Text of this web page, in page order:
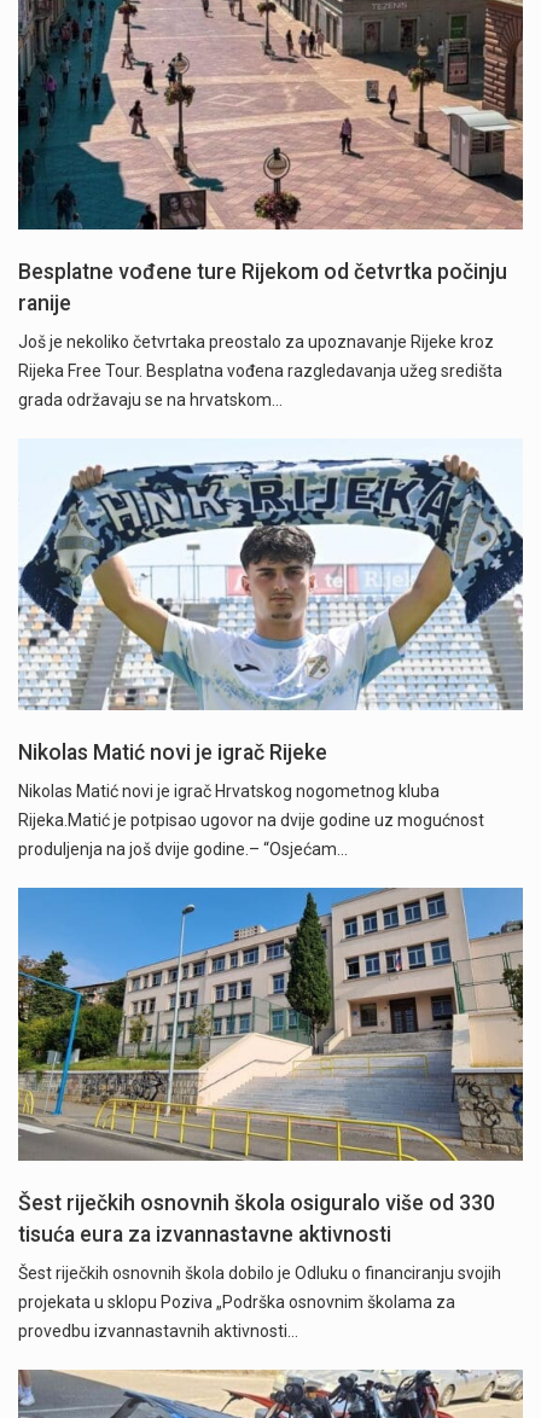
Besplatne vođene ture Rijekom od četvrtka počinju
ranije
Još je nekoliko četvrtaka preostalo za upoznavanje Rijeke kroz
Rijeka Free Tour. Besplatna vođena razgledavanja užeg središta
grada održavaju se na hrvatskom…
Nikolas Matić novi je igrač Rijeke
Nikolas Matić novi je igrač Hrvatskog nogometnog kluba
Rijeka.Matić je potpisao ugovor na dvije godine uz mogućnost
produljenja na još dvije godine.– “Osjećam…
Šest riječkih osnovnih škola osiguralo više od 330
tisuća eura za izvannastavne aktivnosti
Šest riječkih osnovnih škola dobilo je Odluku o financiranju svojih
projekata u sklopu Poziva „Podrška osnovnim školama za
provedbu izvannastavnih aktivnosti…